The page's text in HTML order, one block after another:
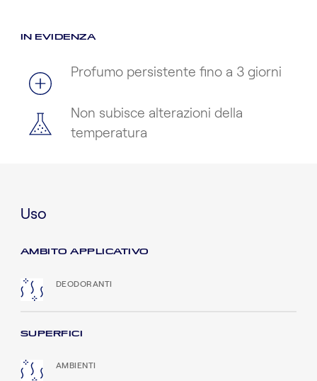
IN EVIDENZA
Profumo persistente fino a 3 giorni
Non subisce alterazioni della
temperatura
Uso
AMBITO APPLICATIVO
DEODORANTI
SUPERFICI
AMBIENTI